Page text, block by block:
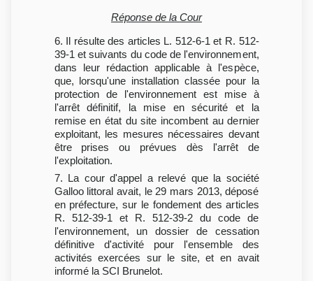
Réponse de la Cour
6. Il résulte des articles L. 512-6-1 et R. 512-
39-1 et suivants du code de l'environnement,
dans leur rédaction applicable à l'espèce,
que, lorsqu'une installation classée pour la
protection de l'environnement est mise à
l'arrêt définitif, la mise en sécurité et la
remise en état du site incombent au dernier
exploitant, les mesures nécessaires devant
être prises ou prévues dès l'arrêt de
l'exploitation.
7. La cour d'appel a relevé que la société
Galloo littoral avait, le 29 mars 2013, déposé
en préfecture, sur le fondement des articles
R. 512-39-1 et R. 512-39-2 du code de
l'environnement, un dossier de cessation
définitive d'activité pour l'ensemble des
activités exercées sur le site, et en avait
informé la SCI Brunelot.